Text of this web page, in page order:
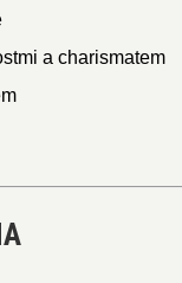
a charismatem